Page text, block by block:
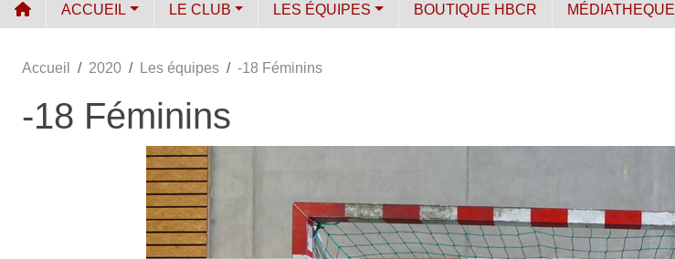
ACCUEIL LE CLUB LES ÉQUIPES BOUTIQUE HBCR MÉDIATHEQUE
Accueil 2020 Les équipes -18 Féminins
-18 Féminins